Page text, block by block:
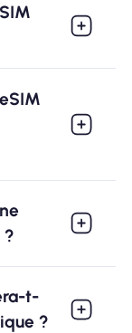
?
t-
?